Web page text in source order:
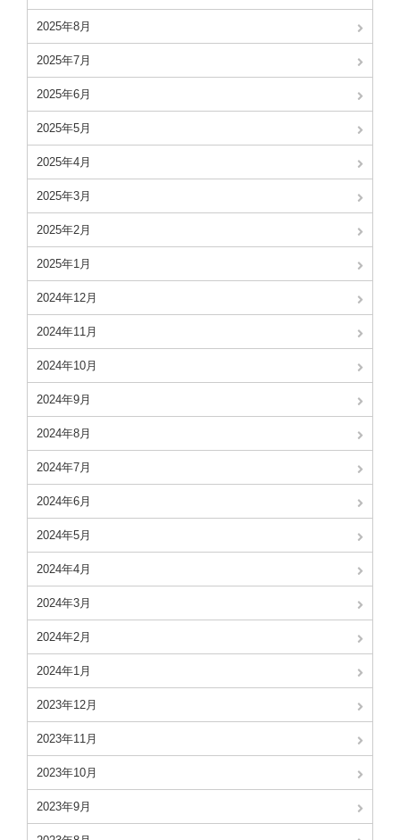
2025年8月
2025年7月
2025年6月
2025年5月
2025年4月
2025年3月
2025年2月
2025年1月
2024年12月
2024年11月
2024年10月
2024年9月
2024年8月
2024年7月
2024年6月
2024年5月
2024年4月
2024年3月
2024年2月
2024年1月
2023年12月
2023年11月
2023年10月
2023年9月